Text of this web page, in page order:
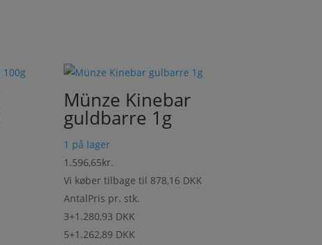
Münze Kinebar
guldbarre 1g
1 på lager
1.596,65kr.
Vi køber tilbage til 878,16 DKK
AntalPris pr. stk.
3+1.280,93 DKK
5+1.262,89 DKK